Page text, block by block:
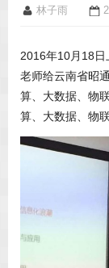
林子雨
2016年10月18
老师给云南省昭
算、大数据、物
算、大数据、物